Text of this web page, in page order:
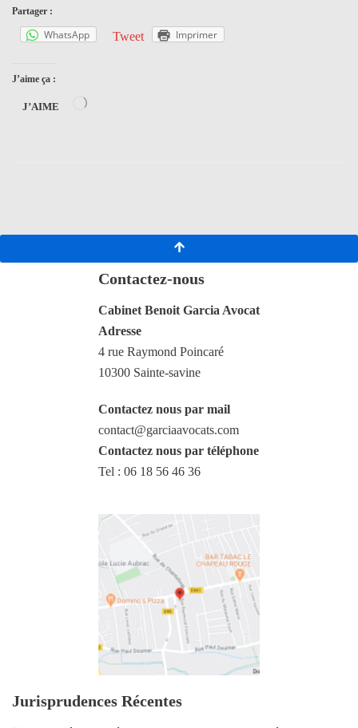
Partager :
WhatsApp Tweet Imprimer
J’aime ça :
J’AIME
Contactez-nous
Cabinet Benoit Garcia Avocat
Adresse
4 rue Raymond Poincaré
10300 Sainte-savine
Contactez nous par mail
contact@garciaavocats.com
Contactez nous par téléphone
Tel : 06 18 56 46 36
Jurisprudences Récentes